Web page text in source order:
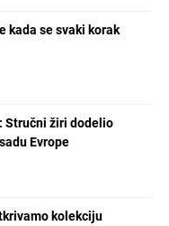
kada se svaki korak
Stručni žiri dodelio
Evrope
kolekciju